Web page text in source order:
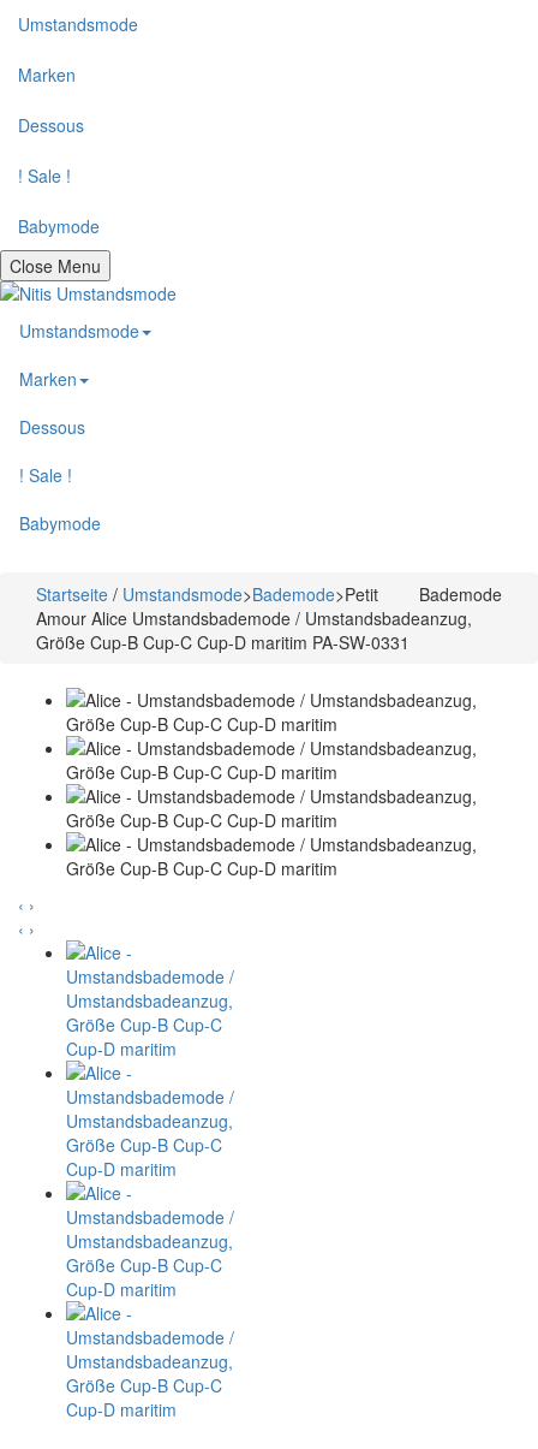
Umstandsmode
Marken
Dessous
! Sale !
Babymode
Close Menu
Umstandsmode
Marken
Dessous
! Sale !
Babymode
Bademode
Startseite / Umstandsmode>Bademode>Petit
Amour Alice Umstandsbademode / Umstandsbadeanzug,
Größe Cup-B Cup-C Cup-D maritim PA-SW-0331
‹ ›
‹ ›